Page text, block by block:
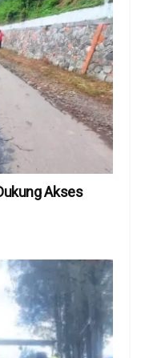
Akses